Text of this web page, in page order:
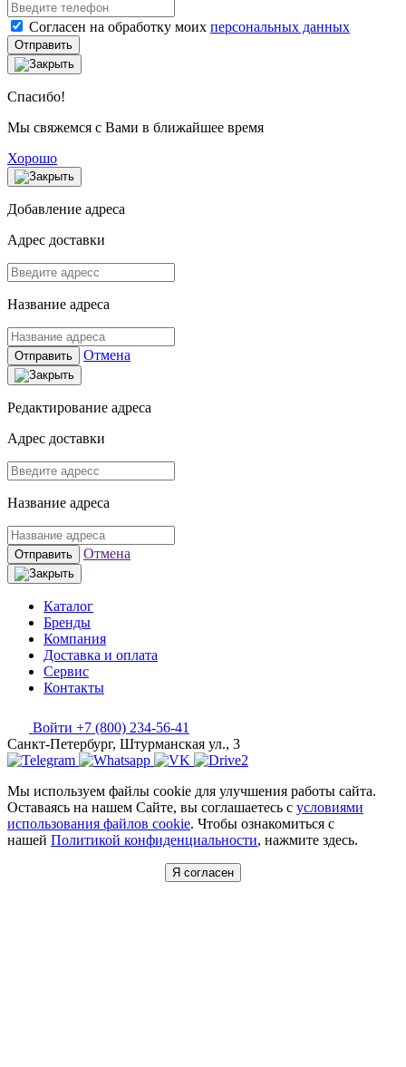
Согласен на обработку моих персональных данных
Отправить
Спасибо!
Мы свяжемся с Вами в ближайшее время
Хорошо
Добавление адреса
Адрес доставки
Название адреса
Отправить Отмена
Редактирование адреса
Адрес доставки
Название адреса
Отправить Отмена
Каталог
Бренды
Компания
Доставка и оплата
Сервис
Контакты
Войти +7 (800) 234-56-41
Санкт-Петербург, Штурманская ул., 3
Мы используем файлы cookie для улучшения работы сайта.
Оставаясь на нашем Сайте, вы соглашаетесь с условиями
использования файлов cookie. Чтобы ознакомиться с
нашей Политикой конфиденциальности, нажмите здесь.
Я согласен